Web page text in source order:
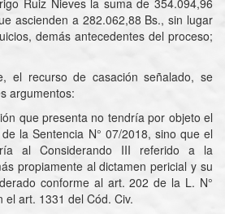
Ruiz Nieves la suma de 354.094,96
ascienden a 282.062,88 Bs., sin lugar
demás antecedentes del proceso;
el recurso de casación señalado, se
argumentos:
que presenta no tendría por objeto el
la Sentencia N° 07/2018, sino que el
al Considerando III referido a la
propiamente al dictamen pericial y su
conforme al art. 202 de la L. N°
art. 1331 del Cód. Civ.